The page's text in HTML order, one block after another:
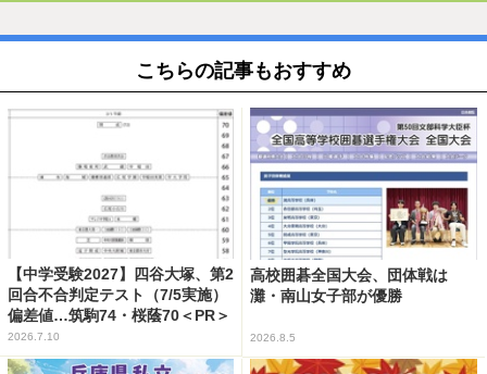
こちらの記事もおすすめ
【中学受験2027】四谷大塚、第2
回合不合判定テスト（7/5実施）
偏差値…筑駒74・桜蔭70＜PR＞
2026.7.10
高校囲碁全国大会、団体戦は
灘・南山女子部が優勝
2026.8.5